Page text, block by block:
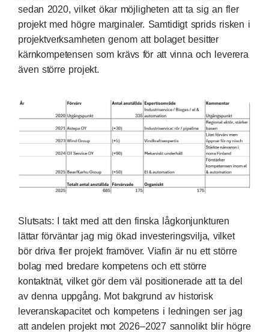
sedan 2020, vilket ökar möjligheten att ta sig an fler
projekt med högre marginaler. Samtidigt sprids risken i
projektverksamheten genom att bolaget besitter
kärnkompetensen som krävs för att vinna och leverera
även större projekt.
Slutsats: I takt med att den finska lågkonjunkturen
lättar förväntar jag mig ökad investeringsvilja, vilket
bör driva fler projekt framöver. Viafin är nu ett större
bolag med bredare kompetens och ett större
kontaktnät, vilket gör dem väl positionerade att ta del
av denna uppgång. Mot bakgrund av historisk
leveranskapacitet och kompetens i ledningen ser jag
att andelen projekt mot 2026–2027 sannolikt blir högre